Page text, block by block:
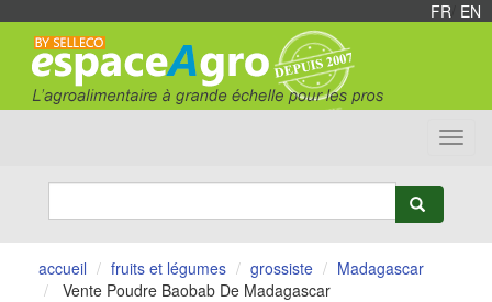
FR EN
accueil fruits et légumes grossiste
Madagascar
Vente Poudre Baobab De Madagascar